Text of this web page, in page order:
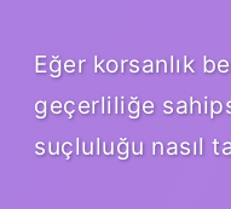
Eğer korsanlık
geçerliliğe
suçluluğu nasıl